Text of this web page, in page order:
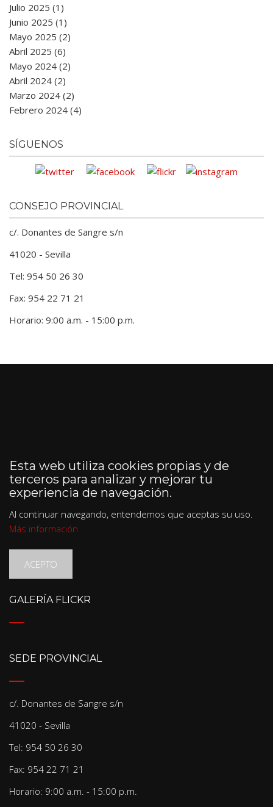
Julio 2025 (1)
Junio 2025 (1)
Mayo 2025 (2)
Abril 2025 (6)
Mayo 2024 (2)
Abril 2024 (2)
Marzo 2024 (2)
Febrero 2024 (4)
SÍGUENOS
CONSEJO PROVINCIAL
c/. Donantes de Sangre s/n
41020 - Sevilla
Tel: 954 50 26 30
Fax: 954 22 71 21
Horario: 9:00 a.m. - 15:00 p.m.
Esta web utiliza cookies propias y de
terceros para analizar y mejorar tu
experiencia de navegación.
Al continuar navegando, entendemos que aceptas su uso.
Más información
ACEPTO
GALERÍA FLICKR
SEDE PROVINCIAL
c/. Donantes de Sangre s/n
41020 - Sevilla
Tel: 954 50 26 30
Fax: 954 22 71 21
Horario: 9:00 a.m. - 15:00 p.m.